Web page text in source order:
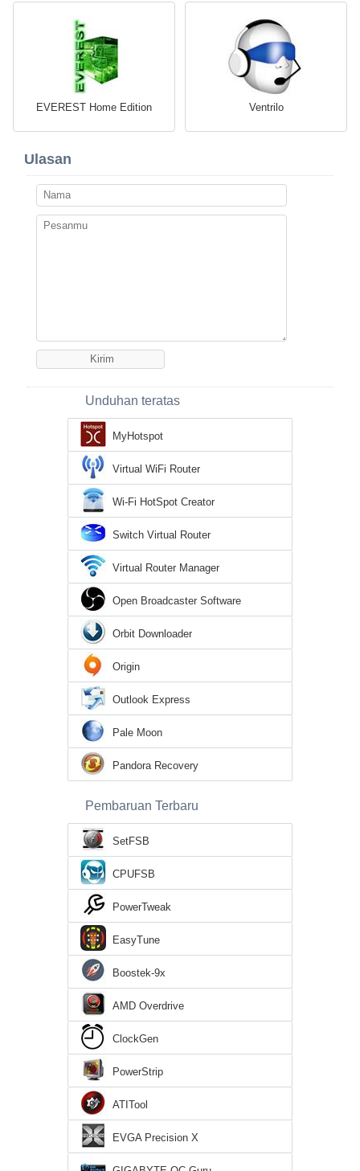
EVEREST Home Edition Ventrilo
Ulasan
Unduhan teratas
MyHotspot
Virtual WiFi Router
Wi-Fi HotSpot Creator
Switch Virtual Router
Virtual Router Manager
Open Broadcaster Software
Orbit Downloader
Origin
Outlook Express
Pale Moon
Pandora Recovery
Pembaruan Terbaru
SetFSB
CPUFSB
PowerTweak
EasyTune
Boostek-9x
AMD Overdrive
ClockGen
PowerStrip
ATITool
EVGA Precision X